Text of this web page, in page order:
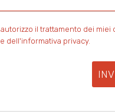
il trattamento dei miei
dell'informativa privacy.